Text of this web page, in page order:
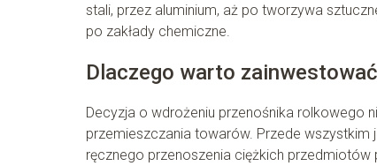
stali, przez aluminium, aż po tworzywa
po zakłady chemiczne.
Dlaczego warto
Decyzja o wdrożeniu przenośnika rolkowego
przemieszczania towarów. Przede
ręcznego przenoszenia ciężkich